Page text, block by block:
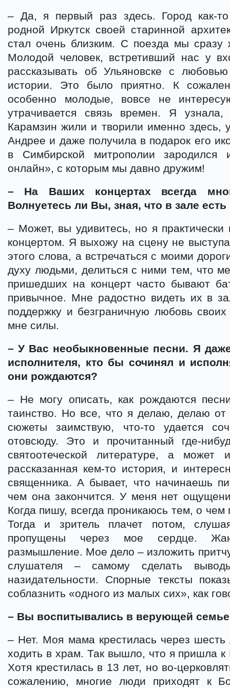
– Да, я первый раз здесь. Город как-
родной Иркутск своей старинной
стал очень близким. С поезда мы
Молодой человек, встретивший нас у
рассказывать об Ульяновске с
истории. Это было приятно. К
особенно молодые, вовсе не
утрачивается связь времен. Я
Карамзин жили и творили именно здесь,
Андрее и даже получила в подарок его
в Симбирской митрополии зародился
онлайн», с которым мы давно дружим!
– На Ваших концертах всегда
Волнуетесь ли Вы, зная, что в зале
– Может, вы удивитесь, но я практически
концертом. Я выхожу на сцену не
этого слова, а встречаться с моими
духу людьми, делиться с ними тем, что
пришедших на концерт часто бывают
привычное. Мне радостно видеть их в
поддержку и безграничную любовь своих
мне силы.
– У Вас необыкновенные песни. Я
исполнителя, кто бы сочинял и
они рождаются?
– Не могу описать, как рождаются
таинство. Но все, что я делаю, делаю
сюжеты заимствую, что-то удается
отовсюду. Это и прочитанный где-
святоотеческой литературе, а
рассказанная кем-то история, и
священника. А бывает, что начинаешь
чем она закончится. У меня нет
Когда пишу, всегда проникаюсь тем, о
Тогда и зритель плачет потом,
пропущены через мое сердце.
размышление. Мое дело – изложить
слушателя – самому сделать
назидательности. Спорные тексты
соблазнить «одного из малых сих», как
– Вы воспитывались в верующей
– Нет. Моя мама крестилась через шесть
ходить в храм. Так вышло, что я пришла
Хотя крестилась в 13 лет, но во-
сожалению, многие люди приходят к